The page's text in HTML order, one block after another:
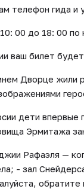
телефон гида и
00 до 18: 00 по
ваш билет
Дворце жили
дети
Эрмитажа
Рафаэля —
- зал
обратите